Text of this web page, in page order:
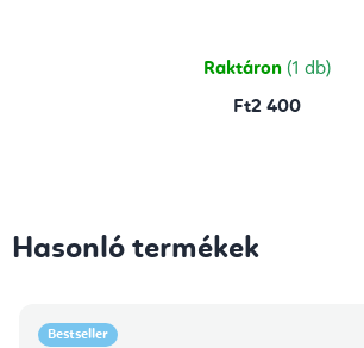
Raktáron (1 db)
Ft2 400
Hasonló termékek
Bestseller